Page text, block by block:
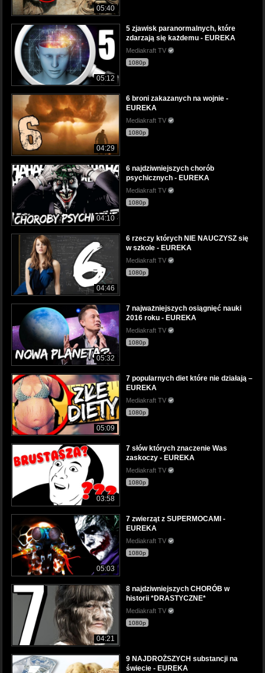
05:40
05:12
5 zjawisk paranormalnych, które
zdarzają się każdemu - EUREKA
Mediakraft TV
1080p
04:29
6 broni zakazanych na wojnie -
EUREKA
Mediakraft TV
1080p
04:10
6 najdziwniejszych chorób
psychicznych - EUREKA
Mediakraft TV
1080p
04:46
6 rzeczy których NIE NAUCZYSZ się
w szkole - EUREKA
Mediakraft TV
1080p
05:32
7 najważniejszych osiągnięć nauki
2016 roku - EUREKA
Mediakraft TV
1080p
05:09
7 popularnych diet które nie działają –
EUREKA
Mediakraft TV
1080p
03:58
7 słów których znaczenie Was
zaskoczy - EUREKA
Mediakraft TV
1080p
05:03
7 zwierząt z SUPERMOCAMI -
EUREKA
Mediakraft TV
1080p
04:21
8 najdziwniejszych CHORÓB w
historii *DRASTYCZNE*
Mediakraft TV
1080p
9 NAJDROŻSZYCH substancji na
świecie - EUREKA